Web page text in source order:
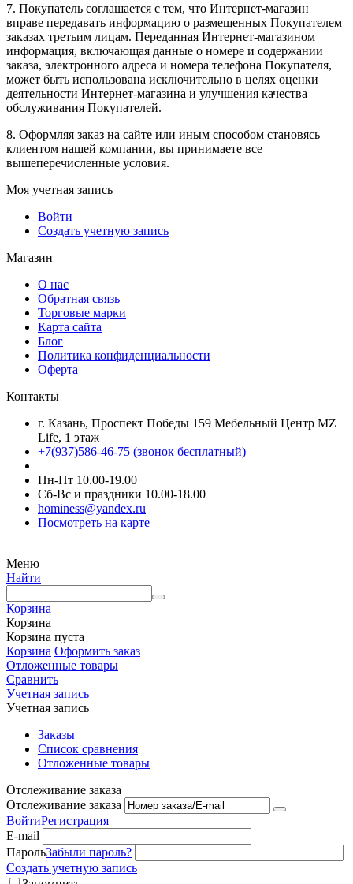
7. Покупатель соглашается с тем, что Интернет-магазин
вправе передавать информацию о размещенных Покупателем
заказах третьим лицам. Переданная Интернет-магазином
информация, включающая данные о номере и содержании
заказа, электронного адреса и номера телефона Покупателя,
может быть использована исключительно в целях оценки
деятельности Интернет-магазина и улучшения качества
обслуживания Покупателей.
8. Оформляя заказ на сайте или иным способом становясь
клиентом нашей компании, вы принимаете все
вышеперечисленные условия.
Моя учетная запись
Войти
Создать учетную запись
Магазин
О нас
Обратная связь
Торговые марки
Карта сайта
Блог
Политика конфиденциальности
Оферта
Контакты
г. Казань, Проспект Победы 159 Мебельный Центр MZ
Life, 1 этаж
+7(937)586-46-75 (звонок бесплатный)
Пн-Пт 10.00-19.00
Сб-Вс и праздники 10.00-18.00
hominess@yandex.ru
Посмотреть на карте
Меню
Найти
Корзина
Корзина
Корзина пуста
Корзина Оформить заказ
Отложенные товары
Сравнить
Учетная запись
Учетная запись
Заказы
Список сравнения
Отложенные товары
Отслеживание заказа
Отслеживание заказа
ВойтиРегистрация
E-mail
ПарольЗабыли пароль?
Создать учетную запись